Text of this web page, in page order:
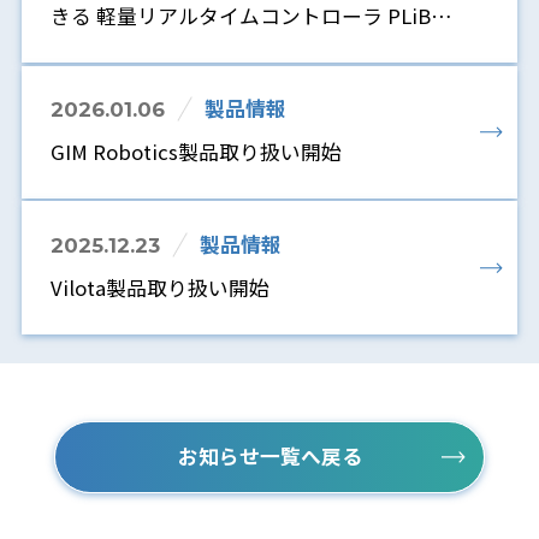
きる 軽量リアルタイムコントローラ PLiBOT
2026.01.06
製品情報
GIM Robotics製品取り扱い開始
2025.12.23
製品情報
Vilota製品取り扱い開始
お知らせ一覧へ戻る